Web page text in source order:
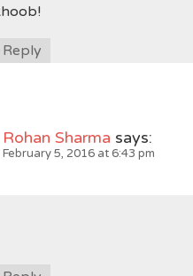
Rohan Sharma says:
February 5, 2016 at 6:43 pm